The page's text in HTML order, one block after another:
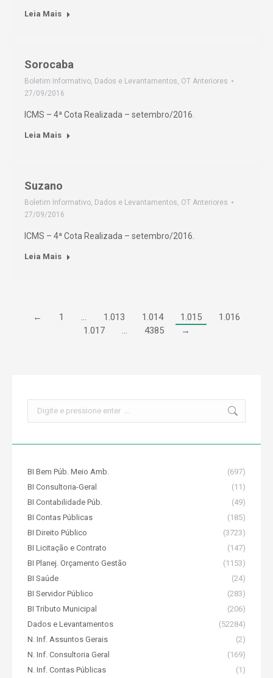
Leia Mais
Sorocaba
Boletim Informativo, Dados e Levantamentos, OT Anteriores
27/09/2016
ICMS – 4ª Cota Realizada – setembro/2016.
Leia Mais
Suzano
Boletim Informativo, Dados e Levantamentos, OT Anteriores
27/09/2016
ICMS – 4ª Cota Realizada – setembro/2016.
Leia Mais
← 1 … 1.013 1.014 1.015
1.016
1.017
… 4385 →
BI Bem Púb. Meio Amb.
(697)
BI Consultoria-Geral
(11)
BI Contabilidade Púb.
(49)
BI Contas Públicas
(185)
BI Direito Público
(3723)
BI Licitação e Contrato
(147)
BI Planej. Orçamento Gestão
(1153)
BI Saúde
(24)
BI Servidor Público
(283)
BI Tributo Municipal
(206)
Dados e Levantamentos
(52284)
N. Inf. Assuntos Gerais
(2)
N. Inf. Consultoria Geral
(169)
N. Inf. Contas Públicas
(1)